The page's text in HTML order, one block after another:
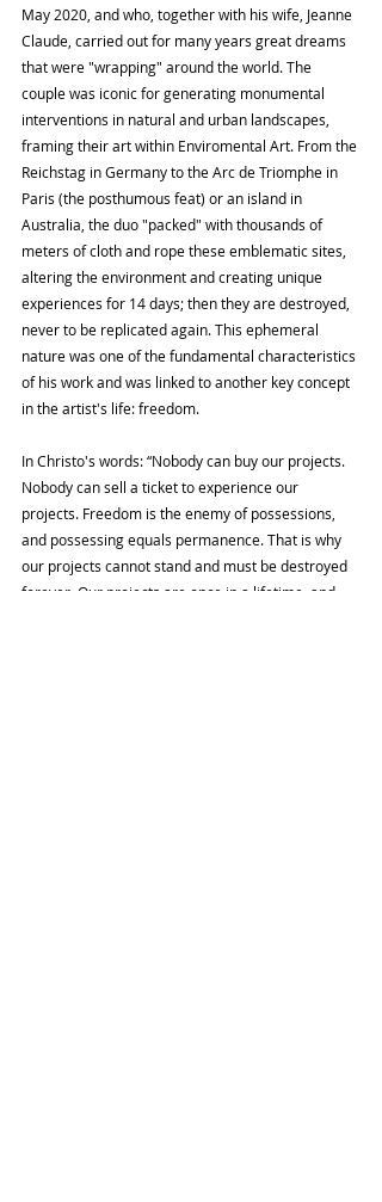
May 2020, and who, together with his wife, Jeanne
Claude, carried out for many years great dreams
that were "wrapping" around the world. The
couple was iconic for generating monumental
interventions in natural and urban landscapes,
framing their art within Enviromental Art. From the
Reichstag in Germany to the Arc de Triomphe in
Paris (the posthumous feat) or an island in
Australia, the duo "packed" with thousands of
meters of cloth and rope these emblematic sites,
altering the environment and creating unique
experiences for 14 days; then they are destroyed,
never to be replicated again. This ephemeral
nature was one of the fundamental characteristics
of his work and was linked to another key concept
in the artist's life: freedom.
In Christo's words: “Nobody can buy our projects.
Nobody can sell a ticket to experience our
projects. Freedom is the enemy of possessions,
and possessing equals permanence. That is why
our projects cannot stand and must be destroyed
forever. Our projects are once in a lifetime, and